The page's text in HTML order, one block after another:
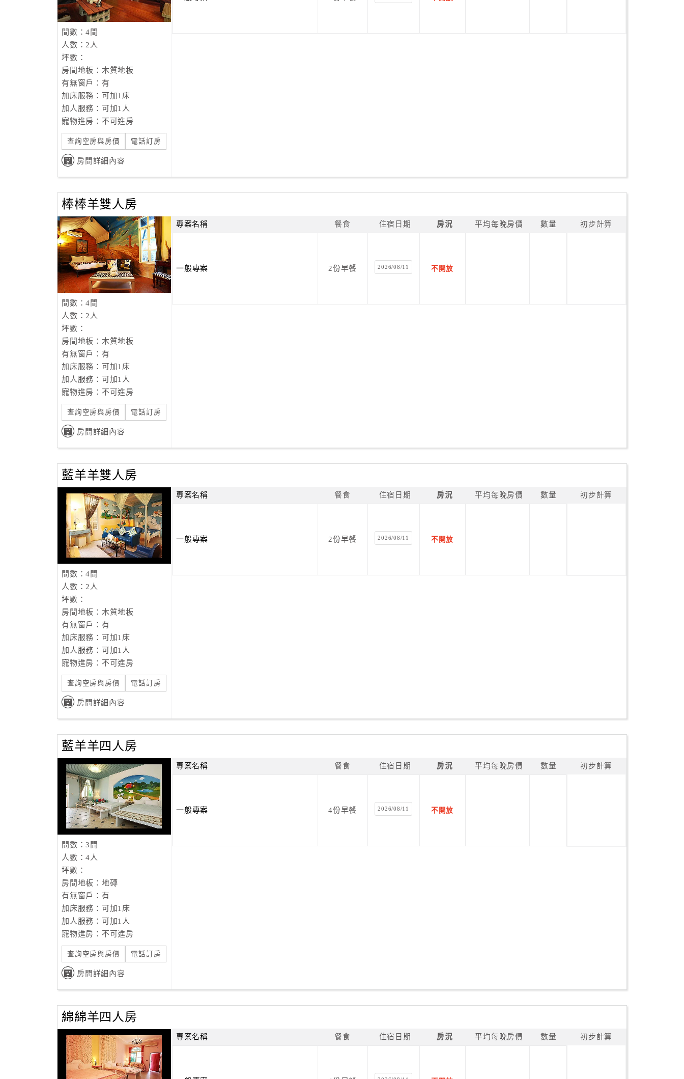
間數：4間
人數：2人
坪數：
房間地板：木質地板
有無窗戶：有
加床服務：可加1床
加人服務：可加1人
寵物進房：不可進房
查詢空房與房價 電話訂房
房間詳細內容
棒棒羊雙人房
間數：4間
人數：2人
坪數：
房間地板：木質地板
有無窗戶：有
加床服務：可加1床
加人服務：可加1人
寵物進房：不可進房
查詢空房與房價 電話訂房
房間詳細內容
專案名稱 餐食 住宿日期 房況 平均每晚房價 數量 初步計算
一般專案 2份早餐 2026/08/11 不開放
藍羊羊雙人房
間數：4間
人數：2人
坪數：
房間地板：木質地板
有無窗戶：有
加床服務：可加1床
加人服務：可加1人
寵物進房：不可進房
查詢空房與房價 電話訂房
房間詳細內容
專案名稱 餐食 住宿日期 房況 平均每晚房價 數量 初步計算
一般專案 2份早餐 2026/08/11 不開放
藍羊羊四人房
間數：3間
人數：4人
坪數：
房間地板：地磚
有無窗戶：有
加床服務：可加1床
加人服務：可加1人
寵物進房：不可進房
查詢空房與房價 電話訂房
房間詳細內容
專案名稱 餐食 住宿日期 房況 平均每晚房價 數量 初步計算
一般專案 4份早餐 2026/08/11 不開放
綿綿羊四人房
專案名稱 餐食 住宿日期 房況 平均每晚房價 數量 初步計算